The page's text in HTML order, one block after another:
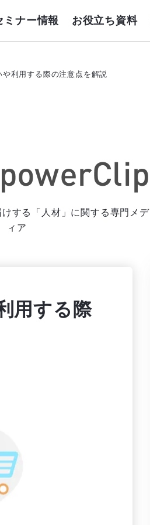
ミナー情報 お役立ち資料
利用する際の注意点を解説
する「人材」に関する専門メデ
ィア
用する際